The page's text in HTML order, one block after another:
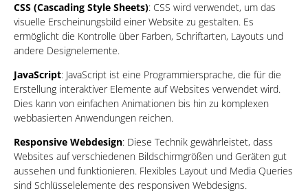
CSS (Cascading Style Sheets): CSS wird verwendet, um das
visuelle Erscheinungsbild einer Website zu gestalten. Es
ermöglicht die Kontrolle über Farben, Schriftarten, Layouts und
andere Designelemente.
JavaScript: JavaScript ist eine Programmiersprache, die für die
Erstellung interaktiver Elemente auf Websites verwendet wird.
Dies kann von einfachen Animationen bis hin zu komplexen
webbasierten Anwendungen reichen.
Responsive Webdesign: Diese Technik gewährleistet, dass
Websites auf verschiedenen Bildschirmgrößen und Geräten gut
aussehen und funktionieren. Flexibles Layout und Media Queries
sind Schlüsselelemente des responsiven Webdesigns.